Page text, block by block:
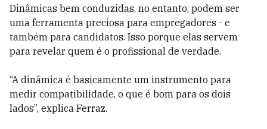
Dinâmicas bem conduzidas, no entanto, podem ser
uma ferramenta preciosa para empregadores - e
também para candidatos. Isso porque elas servem
para revelar quem é o profissional de verdade.
“A dinâmica é basicamente um instrumento para
medir compatibilidade, o que é bom para os dois
lados”, explica Ferraz.